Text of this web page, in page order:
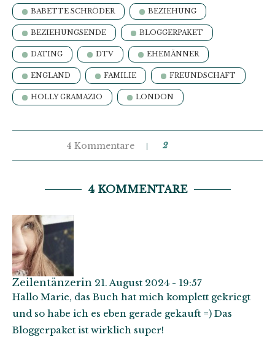
BABETTE SCHRÖDER BEZIEHUNG
BEZIEHUNGSENDE BLOGGERPAKET
DATING DTV EHEMÄNNER
ENGLAND FAMILIE FREUNDSCHAFT
HOLLY GRAMAZIO LONDON
4 Kommentare 2
4 KOMMENTARE
Zeilentänzerin 21. August 2024 - 19:57
Hallo Marie, das Buch hat mich komplett gekriegt
und so habe ich es eben gerade gekauft =) Das
Bloggerpaket ist wirklich super!